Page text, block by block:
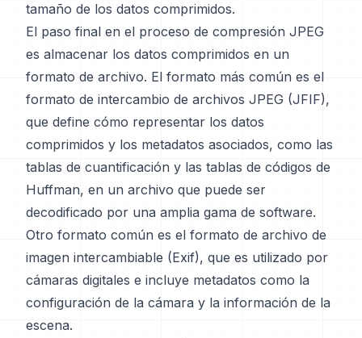
tamaño de los datos comprimidos.
El paso final en el proceso de compresión JPEG
es almacenar los datos comprimidos en un
formato de archivo. El formato más común es el
formato de intercambio de archivos JPEG (JFIF),
que define cómo representar los datos
comprimidos y los metadatos asociados, como las
tablas de cuantificación y las tablas de códigos de
Huffman, en un archivo que puede ser
decodificado por una amplia gama de software.
Otro formato común es el formato de archivo de
imagen intercambiable (Exif), que es utilizado por
cámaras digitales e incluye metadatos como la
configuración de la cámara y la información de la
escena.